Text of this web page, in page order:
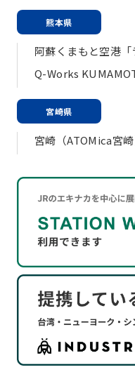
熊本県
阿蘇くまもと空港「
Q-Works
宮崎県
宮崎（ATOMica宮崎